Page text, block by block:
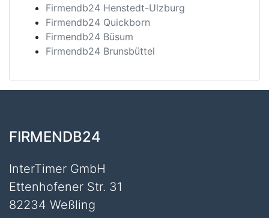
Firmendb24 Henstedt-Ulzburg
Firmendb24 Quickborn
Firmendb24 Büsum
Firmendb24 Brunsbüttel
FIRMENDB24
InterTimer GmbH
Ettenhofener Str. 31
82234 Weßling